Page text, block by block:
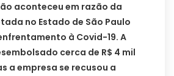
aconteceu em razão da
no Estado de São Paulo
à Covid-19. A
cerca de R$ 4 mil
a empresa se recusou a